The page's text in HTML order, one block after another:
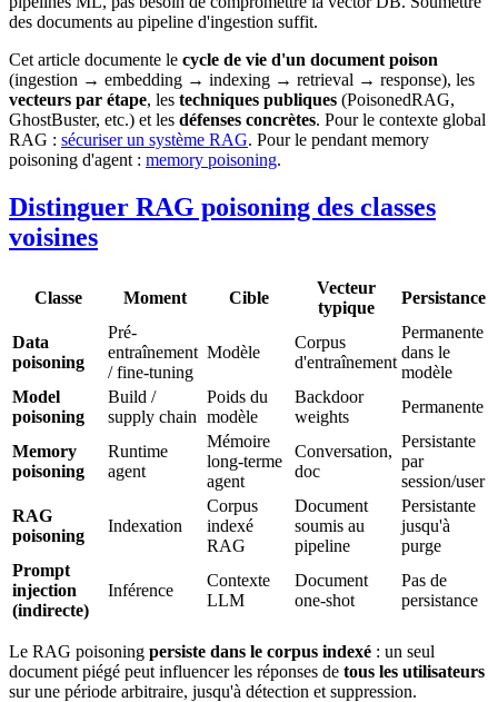
des documents au pipeline d'ingestion suffit.
Cet article documente le cycle de vie d'un document poison
(ingestion → embedding → indexing → retrieval → response), les
vecteurs par étape, les techniques publiques (PoisonedRAG,
GhostBuster, etc.) et les défenses concrètes. Pour le contexte global
RAG : sécuriser un système RAG. Pour le pendant memory
poisoning d'agent : memory poisoning.
Distinguer RAG poisoning des classes
voisines
Classe Moment Cible
Vecteur
typique
Persistance
Data
poisoning
Pré-
entraînement
/ fine-tuning
Modèle
Corpus
d'entraînement
Permanente
dans le
modèle
Model
poisoning
Build /
supply chain
Poids du
modèle
Backdoor
weights
Permanente
Memory
poisoning
Runtime
agent
Mémoire
long-terme
agent
Conversation,
doc
Persistante
par
session/user
RAG
poisoning
Indexation
Corpus
indexé
RAG
Document
soumis au
pipeline
Persistante
jusqu'à
purge
Prompt
injection
(indirecte)
Inférence
Contexte
LLM
Document
one-shot
Pas de
persistance
Le RAG poisoning persiste dans le corpus indexé : un seul
document piégé peut influencer les réponses de tous les utilisateurs
sur une période arbitraire, jusqu'à détection et suppression.